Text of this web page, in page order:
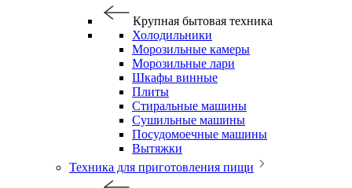
Крупная бытовая техника
Холодильники
Морозильные камеры
Морозильные лари
Шкафы винные
Плиты
Стиральные машины
Сушильные машины
Посудомоечные машины
Вытяжки
Техника для приготовления пищи